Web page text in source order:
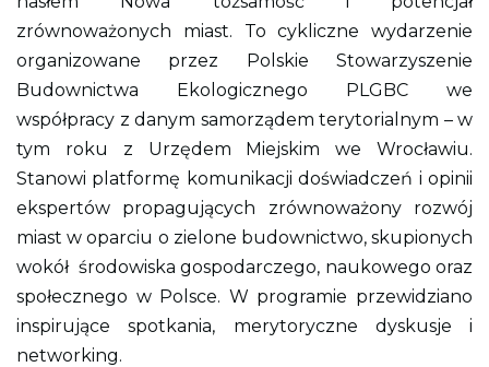
n
i
c
a
ł
e
s
t
r
o
n
y
zrównoważonych miast. To cykliczne wydarzenie
organizowane przez Polskie Stowarzyszenie
Budownictwa Ekologicznego PLGBC we
współpracy z danym samorządem terytorialnym – w
tym roku z Urzędem Miejskim we Wrocławiu.
Stanowi platformę komunikacji doświadczeń i opinii
ekspertów propagujących zrównoważony rozwój
miast w oparciu o zielone budownictwo, skupionych
wokół środowiska gospodarczego, naukowego oraz
społecznego w Polsce. W programie przewidziano
inspirujące spotkania, merytoryczne dyskusje i
networking.